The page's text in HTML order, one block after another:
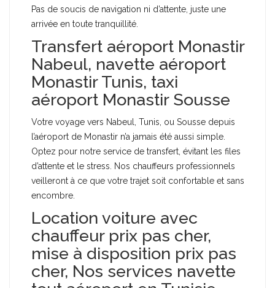
Pas de soucis de navigation ni d’attente, juste une
arrivée en toute tranquillité.
Transfert aéroport Monastir
Nabeul, navette aéroport
Monastir Tunis, taxi
aéroport Monastir Sousse
Votre voyage vers Nabeul, Tunis, ou Sousse depuis
l’aéroport de Monastir n’a jamais été aussi simple.
Optez pour notre service de transfert, évitant les files
d’attente et le stress. Nos chauffeurs professionnels
veilleront à ce que votre trajet soit confortable et sans
encombre.
Location voiture avec
chauffeur prix pas cher,
mise à disposition prix pas
cher, Nos services navette